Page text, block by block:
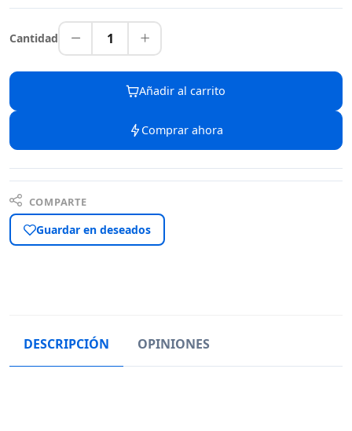
Cantidad 1
Añadir al carrito
Comprar ahora
COMPARTE
Guardar en deseados
DESCRIPCIÓN OPINIONES